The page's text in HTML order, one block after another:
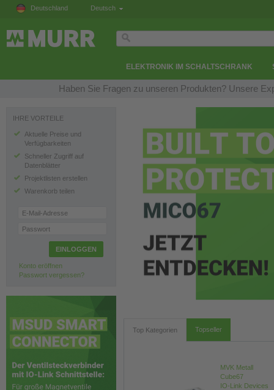
Deutschland Deutsch
ELEKTRONIK IM SCHALTSCHRANK
Haben Sie Fragen zu unseren Produkten? Unsere
IHRE VORTEILE
Aktuelle Preise und
Verfügbarkeiten
Schneller Zugriff auf
Datenblätter
Projektlisten erstellen
Warenkorb teilen
E-Mail-Adresse
Passwort
EINLOGGEN
Konto eröffnen
Passwort vergessen?
Top Kategorien Topseller
MVK Metall
Cube67
IO-Link Devices